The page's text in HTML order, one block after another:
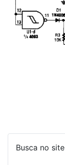
Busca no site